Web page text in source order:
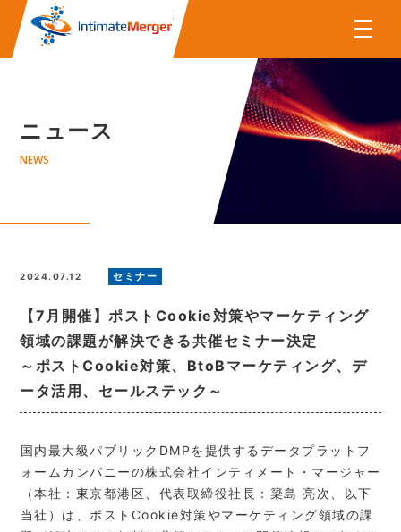
株式会社インティメート・マー
ニュース
NEWS
2024.07.12 セミナー
【7月開催】ポストCookie対策やマーケティング
領域の課題が解決できる共催セミナー決定
～ポストCookie対策、BtoBマーケティング、デ
ータ活用、セールステック～
国内最大級パブリックDMPを提供するデータプラットフ
ォームカンパニーの株式会社インティメート・マージャー
（本社：東京都港区、代表取締役社長：簗島 亮次、以下
当社）は、ポストCookie対策やマーケティング領域の課